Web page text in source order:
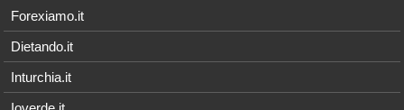
Forexiamo.it
Dietando.it
Inturchia.it